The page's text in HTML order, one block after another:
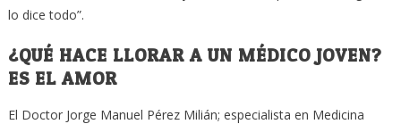
lo dice todo”.
¿QUÉ HACE LLORAR A UN MÉDICO JOVEN?
ES EL AMOR
El Doctor Jorge Manuel Pérez Milián; especialista en Medicina